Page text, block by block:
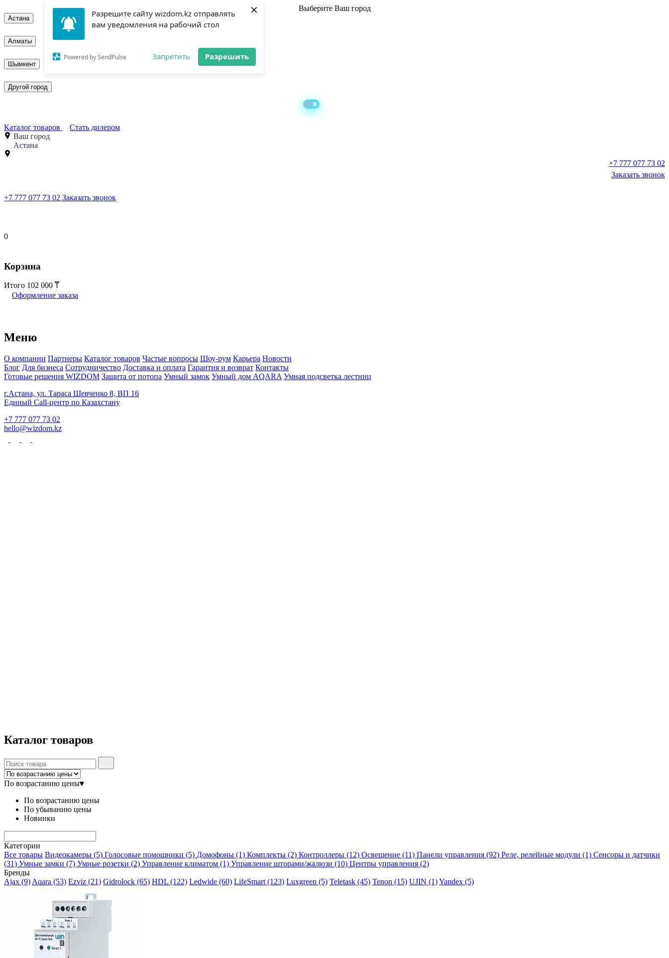
Разрешите сайту wizdom.kz отправлять
вам уведомления на рабочий стол
Powered by SendPulse Запретить Разрешить
× Выберите Ваш город
Астана
Алматы
Шымкент
Другой город
Каталог товаров
Стать дилером
Ваш город
Астана
+7 777 077 73 02
Заказать звонок
+7 777 077 73 02 Заказать звонок
0
Корзина
Итого 102 000
Оформление заказа
Меню
О компании Партнеры Каталог товаров Частые вопросы Шоу-рум Карьера Новости
Блог Для бизнеса Сотрудничество Доставка и оплата Гарантия и возврат Контакты
Готовые решения WIZDOM Защита от потопа Умный замок Умный дом AQARA Умная подсветка лестниц
г.Астана, ул. Тараса Шевченко 8, ВП 16
Единый Call-центр по Казахстану
+7 777 077 73 02
hello@wizdom.kz
Каталог товаров
По возрастанию цены▾
По возрастанию цены
По убыванию цены
Новинки
Категории
Все товары Видеокамеры (5) Голосовые помощники (5) Домофоны (1) Комплекты (2) Контроллеры (12) Освещение (11) Панели управления (92) Реле, релейные модули (1) Сенсоры и датчики
(31) Умные замки (7) Умные розетки (2) Управление климатом (1) Управление шторами/жалюзи (10) Центры управления (2)
Бренды
Ajax (9) Aqara (53) Ezviz (21) Gidrolock (65) HDL (122) Ledwide (60) LifeSmart (123) Luxgreen (5) Teletask (45) Tenon (15) UJIN (1)Yandex (5)